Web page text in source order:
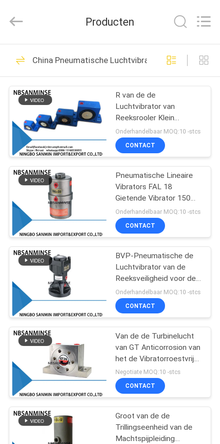
HUIS
PRODUCTEN
ONGEVEER
ONS
FABRIEKSREIS
KWALITEITSCONTROLE
CONTACTEER
ONS
NIEUWS
VERZOEK
OM EEN
CITAAT
SITEMAP
PRIVACYBELEID
Export
Co.,Ltd..
Reserved.
Pneumatische
magneetventiel
574
Pneumatische
Impulsklep
62
De pneumatische
Klep van Hoekseat
Pneumatische
Luchtvibrator
Producten
China Pneumatische Luchtvibrator
R van de de
Luchtvibrator van
Reeksrooler Klein
Industrieel Pneumatisch
het Aluminiumlichaam
NBSANMINSE
Onderhandelbaar MOQ:10 -stcs
CONTACT
Pneumatische Lineaire
Vibrators FAL 18
Gietende Vibrator 150
van de lichaamslucht ℃
de Vultrechtervoer van
de
Onderhandelbaar MOQ:10 -stcs
CONTACT
BVP-Pneumatische de
Luchtvibrator van de
Reeksveiligheid voor de
Hamer van de de
Zuigervibrator van de
vultrechterlucht
Onderhandelbaar MOQ:10 -stcs
CONTACT
Van de de Turbinelucht
van GT Anticorrosion van
het de Vibratorroestvrije
staal Vibrator
Pneumatische
componenten voor
Negotiate MOQ:10 -stcs
CONTACT
Groot van de de
Trillingseenheid van de
Machtspijpleiding